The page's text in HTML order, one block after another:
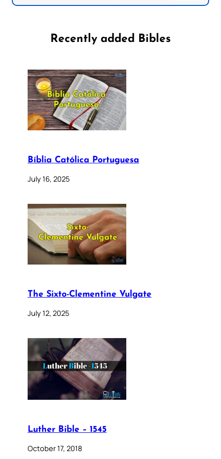
Recently added Bibles
Bíblia Católica Portuguesa
July 16, 2025
The Sixto-Clementine Vulgate
July 12, 2025
Luther Bible – 1545
October 17, 2018